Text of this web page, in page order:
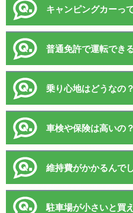
キャンピングカーっ
普通免許で運転でき
乗り心地はどうなの？
車検や保険は高いの？
維持費がかかるんで
駐車場が小さいと買